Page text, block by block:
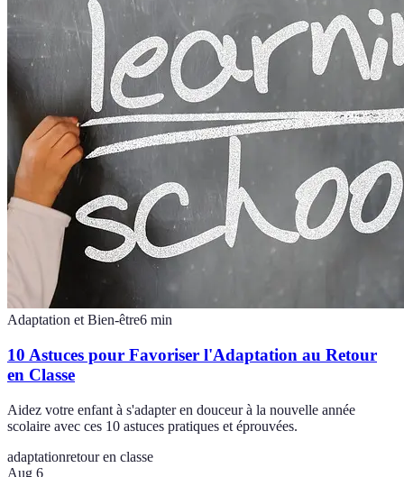
Adaptation et Bien-être6 min
10 Astuces pour Favoriser l'Adaptation au Retour
en Classe
Aidez votre enfant à s'adapter en douceur à la nouvelle année
scolaire avec ces 10 astuces pratiques et éprouvées.
adaptationretour en classe
Aug 6